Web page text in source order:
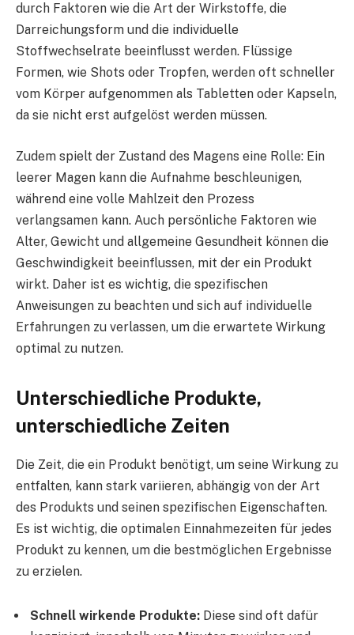
durch Faktoren wie die Art der Wirkstoffe, die
Darreichungsform und die individuelle
Stoffwechselrate beeinflusst werden. Flüssige
Formen, wie Shots oder Tropfen, werden oft schneller
vom Körper aufgenommen als Tabletten oder Kapseln,
da sie nicht erst aufgelöst werden müssen.
Zudem spielt der Zustand des Magens eine Rolle: Ein
leerer Magen kann die Aufnahme beschleunigen,
während eine volle Mahlzeit den Prozess
verlangsamen kann. Auch persönliche Faktoren wie
Alter, Gewicht und allgemeine Gesundheit können die
Geschwindigkeit beeinflussen, mit der ein Produkt
wirkt. Daher ist es wichtig, die spezifischen
Anweisungen zu beachten und sich auf individuelle
Erfahrungen zu verlassen, um die erwartete Wirkung
optimal zu nutzen.
Unterschiedliche Produkte,
unterschiedliche Zeiten
Die Zeit, die ein Produkt benötigt, um seine Wirkung zu
entfalten, kann stark variieren, abhängig von der Art
des Produkts und seinen spezifischen Eigenschaften.
Es ist wichtig, die optimalen Einnahmezeiten für jedes
Produkt zu kennen, um die bestmöglichen Ergebnisse
zu erzielen.
Schnell wirkende Produkte: Diese sind oft dafür